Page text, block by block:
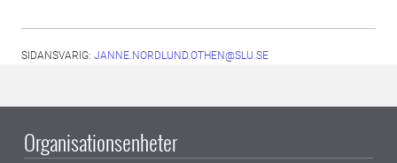
SIDANSVARIG: JANNE.NORDLUND.OTHEN@SLU.SE
Organisationsenheter